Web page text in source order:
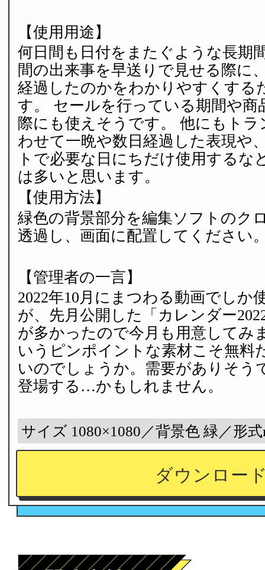
ダウンロー
【使用用途】
何日間も日付をまたぐような長期
間の出来事を早送りで見せる際に
経過したのかをわかりやすくする
す。 セールを行っている期間や商
際にも使えそうです。 他にもト
わせて一晩や数日経過した表現や
トで必要な日にちだけ使用するな
は多いと思います。
【使用方法】
緑色の背景部分を編集ソフトのク
透過し、画面に配置してください
【管理者の一言】
2022年10月にまつわる動画でしか
が、先月公開した「カレンダー
が多かったので今月も用意してみ
いうピンポイントな素材こそ無料
いのでしょうか。需要がありそう
登場する…かもしれません。
サイズ 1080×1080／背景色 緑／形式